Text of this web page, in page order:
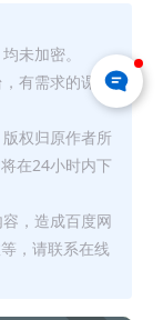
未加密。
有需求的课友
权归原作者所
在24小时内下
，造成百度网
，请联系在线